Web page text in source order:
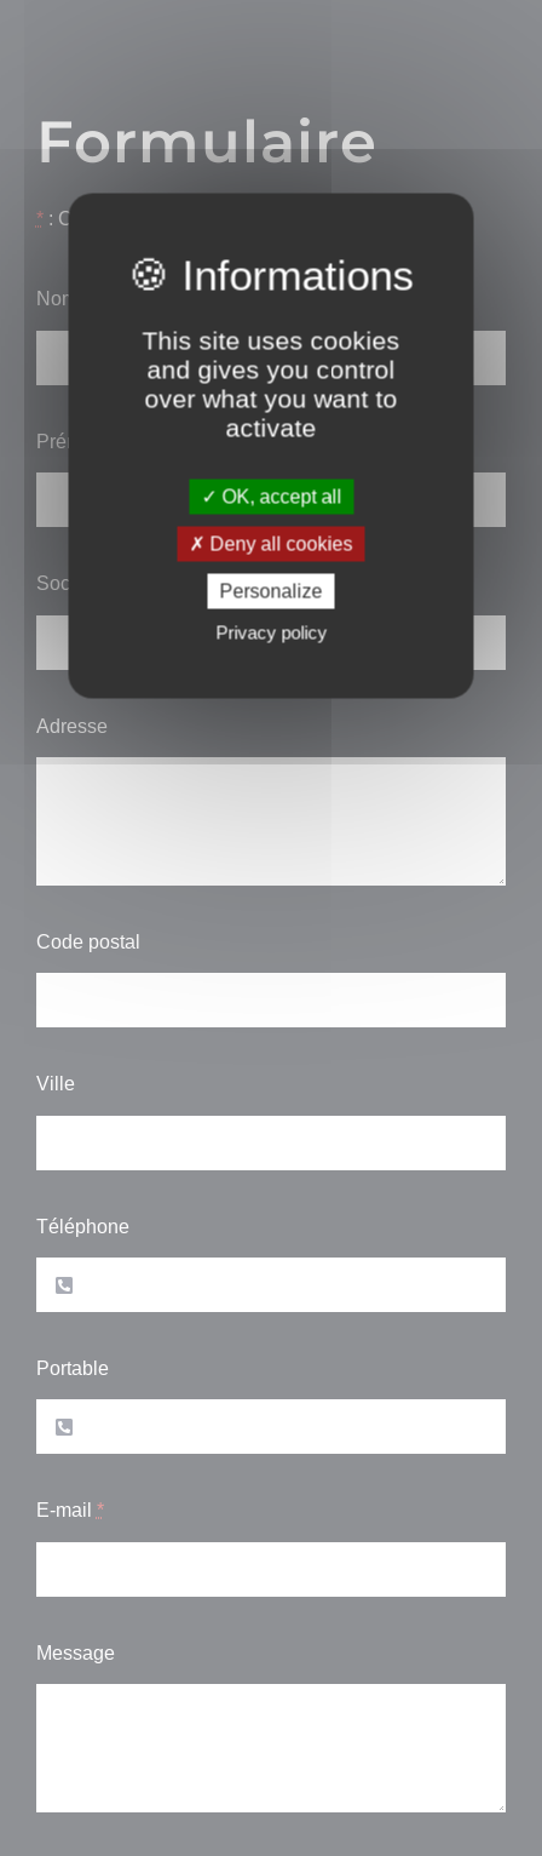
Formulaire
*: Champs requis !
Nom
Prénom
Société
Adresse
Code postal
Ville
Téléphone
Portable
E-mail *
Message
This site uses cookies
and gives you control
over what you want to
activate
OK, accept all
Deny all cookies
Personalize
Privacy policy